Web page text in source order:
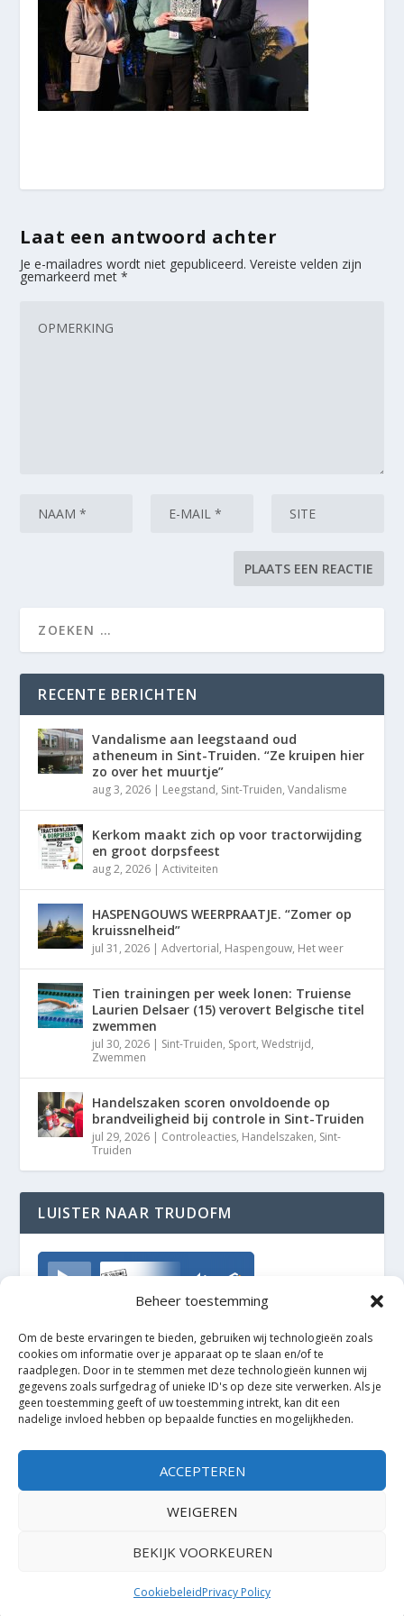
Beheer toestemming
Om de beste ervaringen te bieden, gebruiken wij technologieën zoals
cookies om informatie over je apparaat op te slaan en/of te
raadplegen. Door in te stemmen met deze technologieën kunnen wij
gegevens zoals surfgedrag of unieke ID's op deze site verwerken. Als je
geen toestemming geeft of uw toestemming intrekt, kan dit een
nadelige invloed hebben op bepaalde functies en mogelijkheden.
ACCEPTEREN
WEIGEREN
BEKIJK VOORKEUREN
CookiebeleidPrivacy Policy
Laat een antwoord achter
Je e-mailadres wordt niet gepubliceerd. Vereiste velden zijn
gemarkeerd met*
RECENTE BERICHTEN
Vandalisme aan leegstaand oud
atheneum in Sint-Truiden. “Ze kruipen hier
zo over het muurtje”
aug 3, 2026 | Leegstand, Sint-Truiden,Vandalisme
Kerkom maakt zich op voor tractorwijding
en groot dorpsfeest
aug 2, 2026 |Activiteiten
HASPENGOUWS WEERPRAATJE. “Zomer op
kruissnelheid”
jul 31, 2026 |Advertorial, Haspengouw, Het weer
Tien trainingen per week lonen: Truiense
Laurien Delsaer (15) verovert Belgische titel
zwemmen
jul 30, 2026 | Sint-Truiden, Sport,Wedstrijd,
Zwemmen
Handelszaken scoren onvoldoende op
brandveiligheid bij controle in Sint-Truiden
jul 29, 2026 | Controleacties, Handelszaken, Sint-
Truiden
LUISTER NAAR TRUDOFM
TrudoFM
Elegant Themes| Mogelijk gemaakt door